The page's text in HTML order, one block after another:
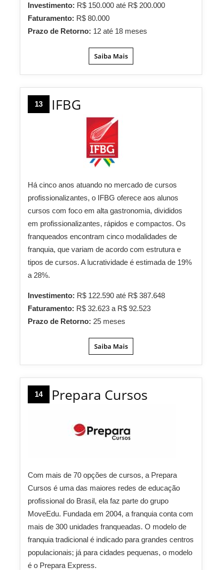
Investimento: R$ 150.000 até R$ 200.000
Faturamento: R$ 80.000
Prazo de Retorno: 12 até 18 meses
Saiba Mais
13 IFBG
Há cinco anos atuando no mercado de cursos
profissionalizantes, o IFBG oferece aos alunos
cursos com foco em alta gastronomia, divididos
em profissionalizantes, rápidos e compactos. Os
franqueados encontram cinco modalidades de
franquia, que variam de acordo com estrutura e
tipos de cursos. A lucratividade é estimada de 19%
a 28%.
Investimento: R$ 122.590 até R$ 387.648
Faturamento: R$ 32.623 a R$ 92.523
Prazo de Retorno: 25 meses
Saiba Mais
14 Prepara Cursos
Com mais de 70 opções de cursos, a Prepara
Cursos é uma das maiores redes de educação
profissional do Brasil, ela faz parte do grupo
MoveEdu. Fundada em 2004, a franquia conta com
mais de 300 unidades franqueadas. O modelo de
franquia tradicional é indicado para grandes centros
populacionais; já para cidades pequenas, o modelo
é o Prepara Express.